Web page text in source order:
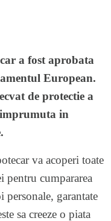
a fost aprobata
European.
de protectie a
in
va acoperi toate
cumpararea
personale, garantate
sa creeze o piata